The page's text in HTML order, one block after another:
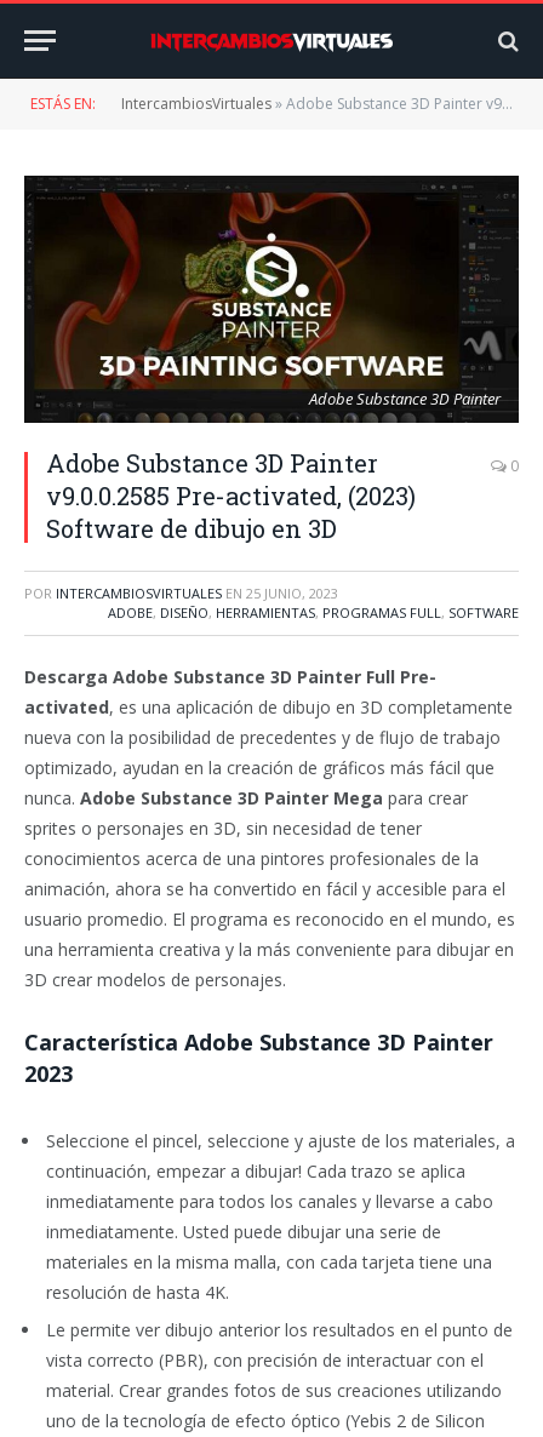
ESTÁS EN: IntercambiosVirtuales»Adobe Substance 3D Painter v9.0.0.2585 Pre-activated, (2023) Software de dibujo en 3D
Adobe Substance 3D Painter
Adobe Substance 3D Painter
v9.0.0.2585 Pre-activated, (2023)
Software de dibujo en 3D
0
POR INTERCAMBIOSVIRTUALES EN 25 JUNIO, 2023
ADOBE, DISEÑO, HERRAMIENTAS, PROGRAMAS FULL, SOFTWARE
Descarga Adobe Substance 3D Painter Full Pre-
activated, es una aplicación de dibujo en 3D completamente
nueva con la posibilidad de precedentes y de flujo de trabajo
optimizado, ayudan en la creación de gráficos más fácil que
nunca. Adobe Substance 3D Painter Mega para crear
sprites o personajes en 3D, sin necesidad de tener
conocimientos acerca de una pintores profesionales de la
animación, ahora se ha convertido en fácil y accesible para el
usuario promedio. El programa es reconocido en el mundo, es
una herramienta creativa y la más conveniente para dibujar en
3D crear modelos de personajes.
Característica Adobe Substance 3D Painter
2023
Seleccione el pincel, seleccione y ajuste de los materiales, a
continuación, empezar a dibujar! Cada trazo se aplica
inmediatamente para todos los canales y llevarse a cabo
inmediatamente. Usted puede dibujar una serie de
materiales en la misma malla, con cada tarjeta tiene una
resolución de hasta 4K.
Le permite ver dibujo anterior los resultados en el punto de
vista correcto (PBR), con precisión de interactuar con el
material. Crear grandes fotos de sus creaciones utilizando
uno de la tecnología de efecto óptico (Yebis 2 de Silicon